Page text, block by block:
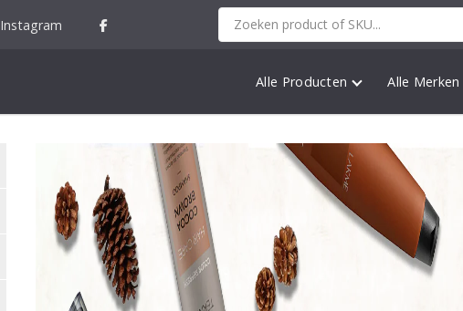
Instagram
Alle Producten Alle Merken